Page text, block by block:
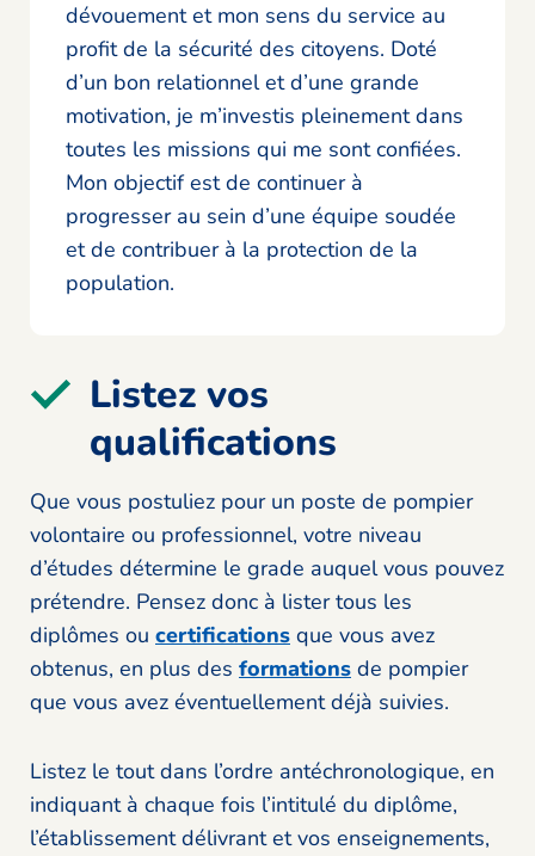
dévouement et mon sens du service au
profit de la sécurité des citoyens. Doté
d’un bon relationnel et d’une grande
motivation, je m’investis pleinement dans
toutes les missions qui me sont confiées.
Mon objectif est de continuer à
progresser au sein d’une équipe soudée
et de contribuer à la protection de la
population.
Listez vos
qualifications
Que vous postuliez pour un poste de pompier
volontaire ou professionnel, votre niveau
d’études détermine le grade auquel vous pouvez
prétendre. Pensez donc à lister tous les
diplômes ou certifications que vous avez
obtenus, en plus des formations de pompier
que vous avez éventuellement déjà suivies.
Listez le tout dans l’ordre antéchronologique, en
indiquant à chaque fois l’intitulé du diplôme,
l’établissement délivrant et vos enseignements,